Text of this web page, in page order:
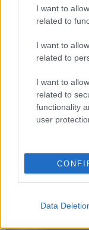
I want to
related to
I want to
related to
I want to
related to
functionality
user
Data
Vampyr - közel
| 2018.07.16 07:03
Nagyon jól rajtolt